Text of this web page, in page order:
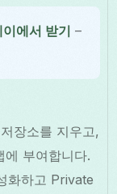
에서 받기 –
장소를 지우고,
부여합니다.
화하고 Private